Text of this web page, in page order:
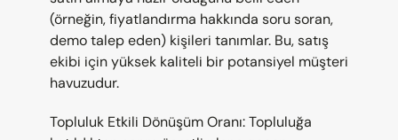
(örneğin, fiyatlandırma hakkında soru soran,
demo talep eden) kişileri tanımlar. Bu, satış
ekibi için yüksek kaliteli bir potansiyel müşteri
havuzudur.
Topluluk Etkili Dönüşüm Oranı: Topluluğa